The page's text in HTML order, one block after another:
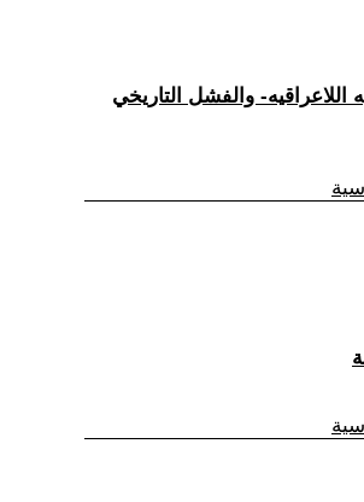
اللاعراقيه- والفشل التاريخي